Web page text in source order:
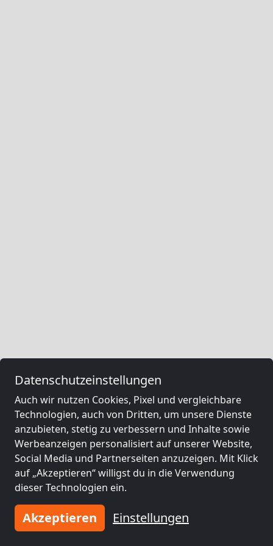
Datenschutzeinstellungen
Auch wir nutzen Cookies, Pixel und vergleichbare
Technologien, auch von Dritten, um unsere Dienste
anzubieten, stetig zu verbessern und Inhalte sowie
Werbeanzeigen personalisiert auf unserer Website,
Social Media und Partnerseiten anzuzeigen. Mit Klick
auf „Akzeptieren“ willigst du in die Verwendung
dieser Technologien ein.
Akzeptieren Einstellungen